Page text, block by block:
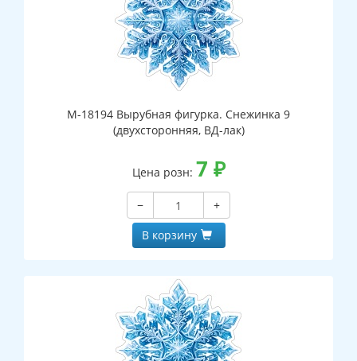
М-18194 Вырубная фигурка. Снежинка 9
(двухсторонняя, ВД-лак)
Цена розн: 7 ₽
−
+
В корзину